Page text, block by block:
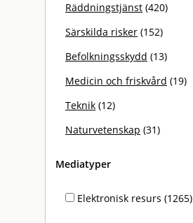
Räddningstjänst (420)
Särskilda risker (152)
Befolkningsskydd (13)
Medicin och friskvård (19)
Teknik (12)
Naturvetenskap (31)
Mediatyper
Elektronisk resurs (1265)